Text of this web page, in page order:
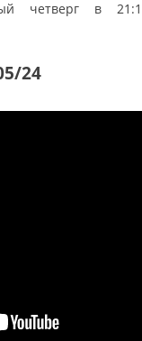
четверг в
24